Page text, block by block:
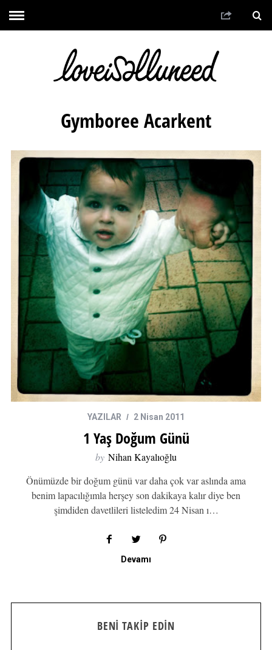
Gymboree Acarkent
YAZILAR 2 Nisan 2011
1 Yaş Doğum Günü
by Nihan Kayalıoğlu
Önümüzde bir doğum günü var daha çok var aslında ama
benim lapacılığımla herşey son dakikaya kalır diye ben
şimdiden davetlileri listeledim 24 Nisan ı…
Devamı
BENI TAKIP EDIN